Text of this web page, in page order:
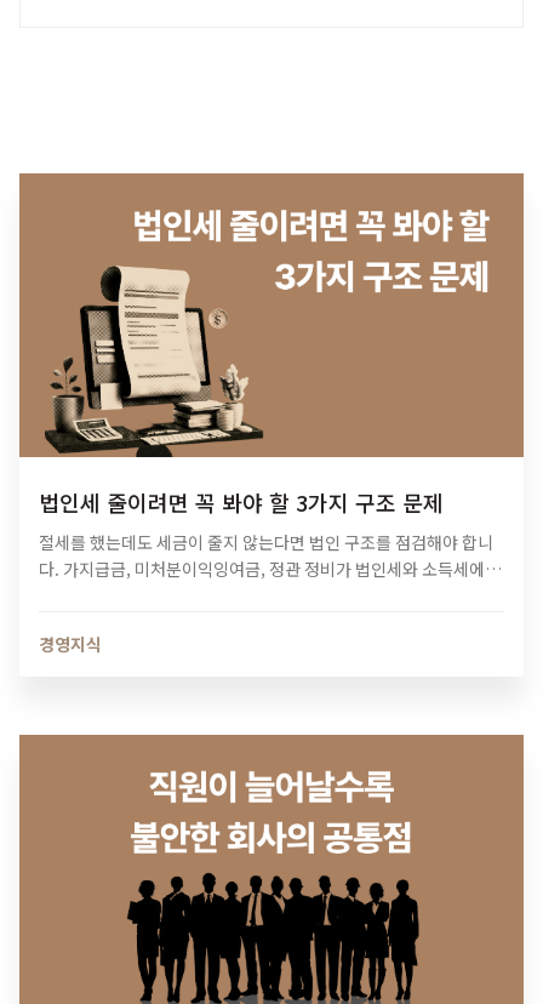
법인세 줄이려면 꼭 봐야 할 3가지 구조 문제
절세를 했는데도 세금이 줄지 않는다면 법인 구조를 점검해야 합니
다. 가지급금, 미처분이익잉여금, 정관 정비가 법인세와 소득세에 미
경영지식